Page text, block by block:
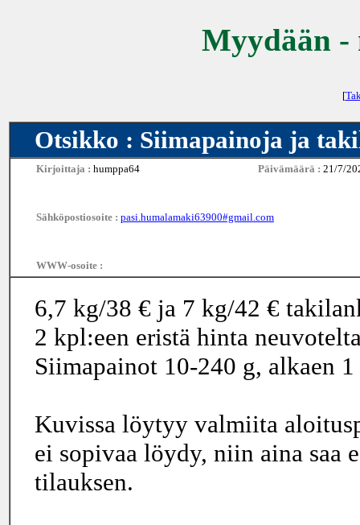
Myydään -
[
Otsikko : Siimapainoja ja
Kirjoittaja : humppa64 Päivämäärä : 21/7/
Sähköpostiosoite : pasi.humalamaki63900#gmail.com
WWW-osoite :
6,7 kg/38 € ja 7 kg/42 €
2 kpl:een eristä hinta
Siimapainot 10-240 g, alkaen 1
Kuvissa löytyy valmiita
ei sopivaa löydy, niin aina saa
tilauksen.